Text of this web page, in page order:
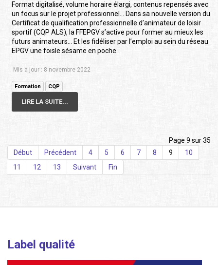
Format digitalisé, volume horaire élargi, contenus repensés avec
un focus sur le projet professionnel… Dans sa nouvelle version du
Certificat de qualification professionnelle d’animateur de loisir
sportif (CQP ALS), la FFEPGV s’active pour former au mieux les
futurs animateurs… Et les fidéliser par l’emploi au sein du réseau
EPGV une foisle sésame en poche.
Mis à jour : 8 novembre 2022
Formation CQP
LIRE LA SUITE...
Page 9 sur 35
Début
Précédent 4 5 6 7 8 9
10
11
12 13 Suivant Fin
Label qualité